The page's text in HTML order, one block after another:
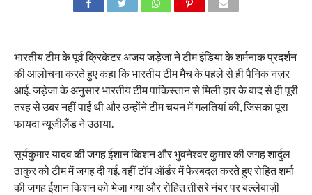
भारतीय टीम के पूर्व क्रिकेटर अजय जड़ेजा ने टीम इंडिया के शर्मनाक प्रदर्शन
की आलोचना करते हुए कहा कि भारतीय टीम मैच के पहले से ही पैनिक नज़र
आई. जड़ेजा के अनुसार भारतीय टीम पाकिस्तान से मिली हार के बाद से ही पूरी
तरह से उबर नहीं पाई थी और उन्होंने टीम चयन में गलतियां की, जिसका पूरा
फायदा न्यूजीलैंड ने उठाया.
सूर्यकुमार यादव की जगह ईशान किशन और भुवनेश्वर कुमार की जगह शार्दुल
ठाकुर को टीम में जगह दी गई. वहीं टॉप ऑर्डर में फेरबदल करते हुए रोहित शर्मा
की जगह ईशान किशन को भेजा गया और रोहित तीसरे नंबर पर बल्लेबाज़ी